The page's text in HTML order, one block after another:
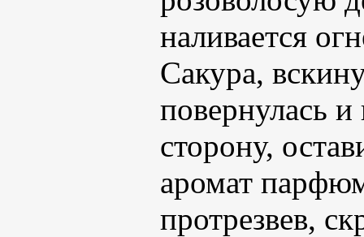
наливается
Сакура,
повернулась
сторону,
аромат
протрезвев,